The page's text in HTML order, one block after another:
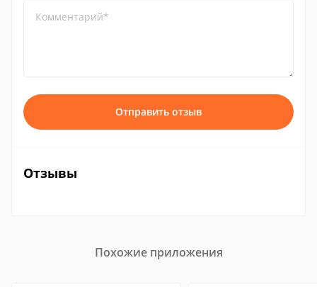
Комментарий*
Отправить отзыв
Отзывы
Похожие приложения